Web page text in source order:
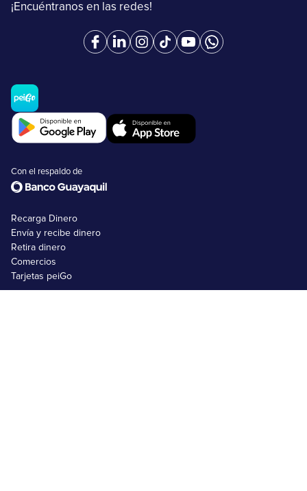
¡Encuéntranos en las redes!
Con el respaldo de
Recarga Dinero
Envía y recibe dinero
Retira dinero
Comercios
Tarjetas peiGo